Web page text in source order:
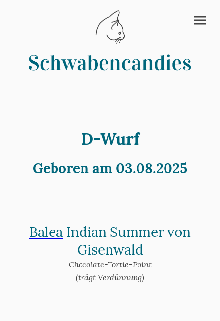
D-Wurf
Geboren am 03.08.2025
Balea Indian Summer von
Gisenwald
Chocolate-Tortie-Point
(trägt Verdünnung)